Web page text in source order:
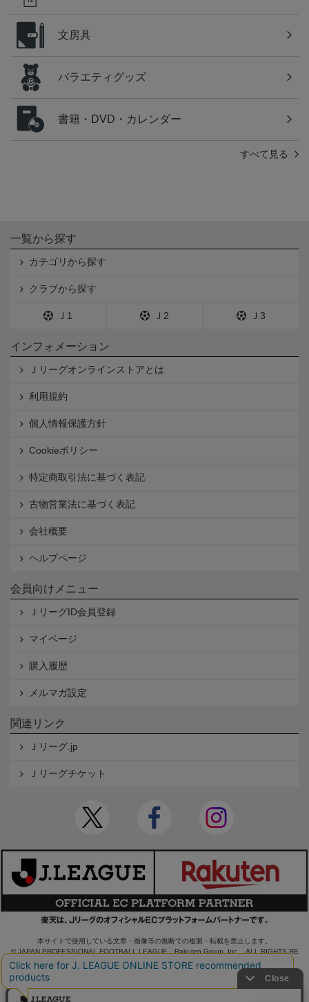
文房具
バラエティグッズ
書籍・DVD・カレンダー
すべて見る
一覧から探す
カテゴリから探す
クラブから探す
Ｊ1 Ｊ2 Ｊ3
インフォメーション
Ｊリーグオンラインストアとは
利用規約
個人情報保護方針
Cookieポリシー
特定商取引法に基づく表記
古物営業法に基づく表記
会社概要
ヘルプページ
会員向けメニュー
ＪリーグID会員登録
マイページ
購入履歴
メルマガ設定
関連リンク
Ｊリーグ.jp
Ｊリーグチケット
本サイトで使用している文章・画像等の無断での複製・転載を禁止します。
© JAPAN PROFESSIONAL FOOTBALL LEAGUE Rakuten Group, Inc. ALL RIGHTS RE
SERVED.